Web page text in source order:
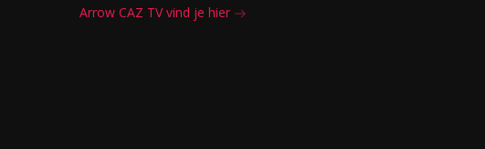
Arrow CAZ TV vind je hier